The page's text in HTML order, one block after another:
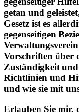
gegenseitiger
getan und
Gesetz ist es
gegenseitigen
Vorschriften über
Zuständigkeit und
Richtlinien und